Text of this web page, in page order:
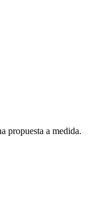
propuesta a medida.